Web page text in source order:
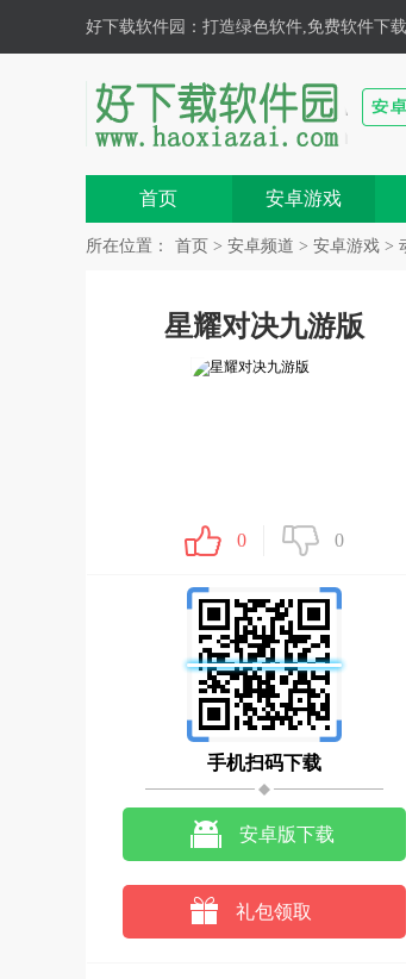
好下载软件园 ：打造绿色软件,免费软件下
载,安卓游戏,手机软件下载基地！
首页 安卓游戏
所在位置： 首页 > 安卓频道 > 安卓游戏 >
星耀对决九游版
0 0
手机扫码下载
安卓版下载
礼包领取